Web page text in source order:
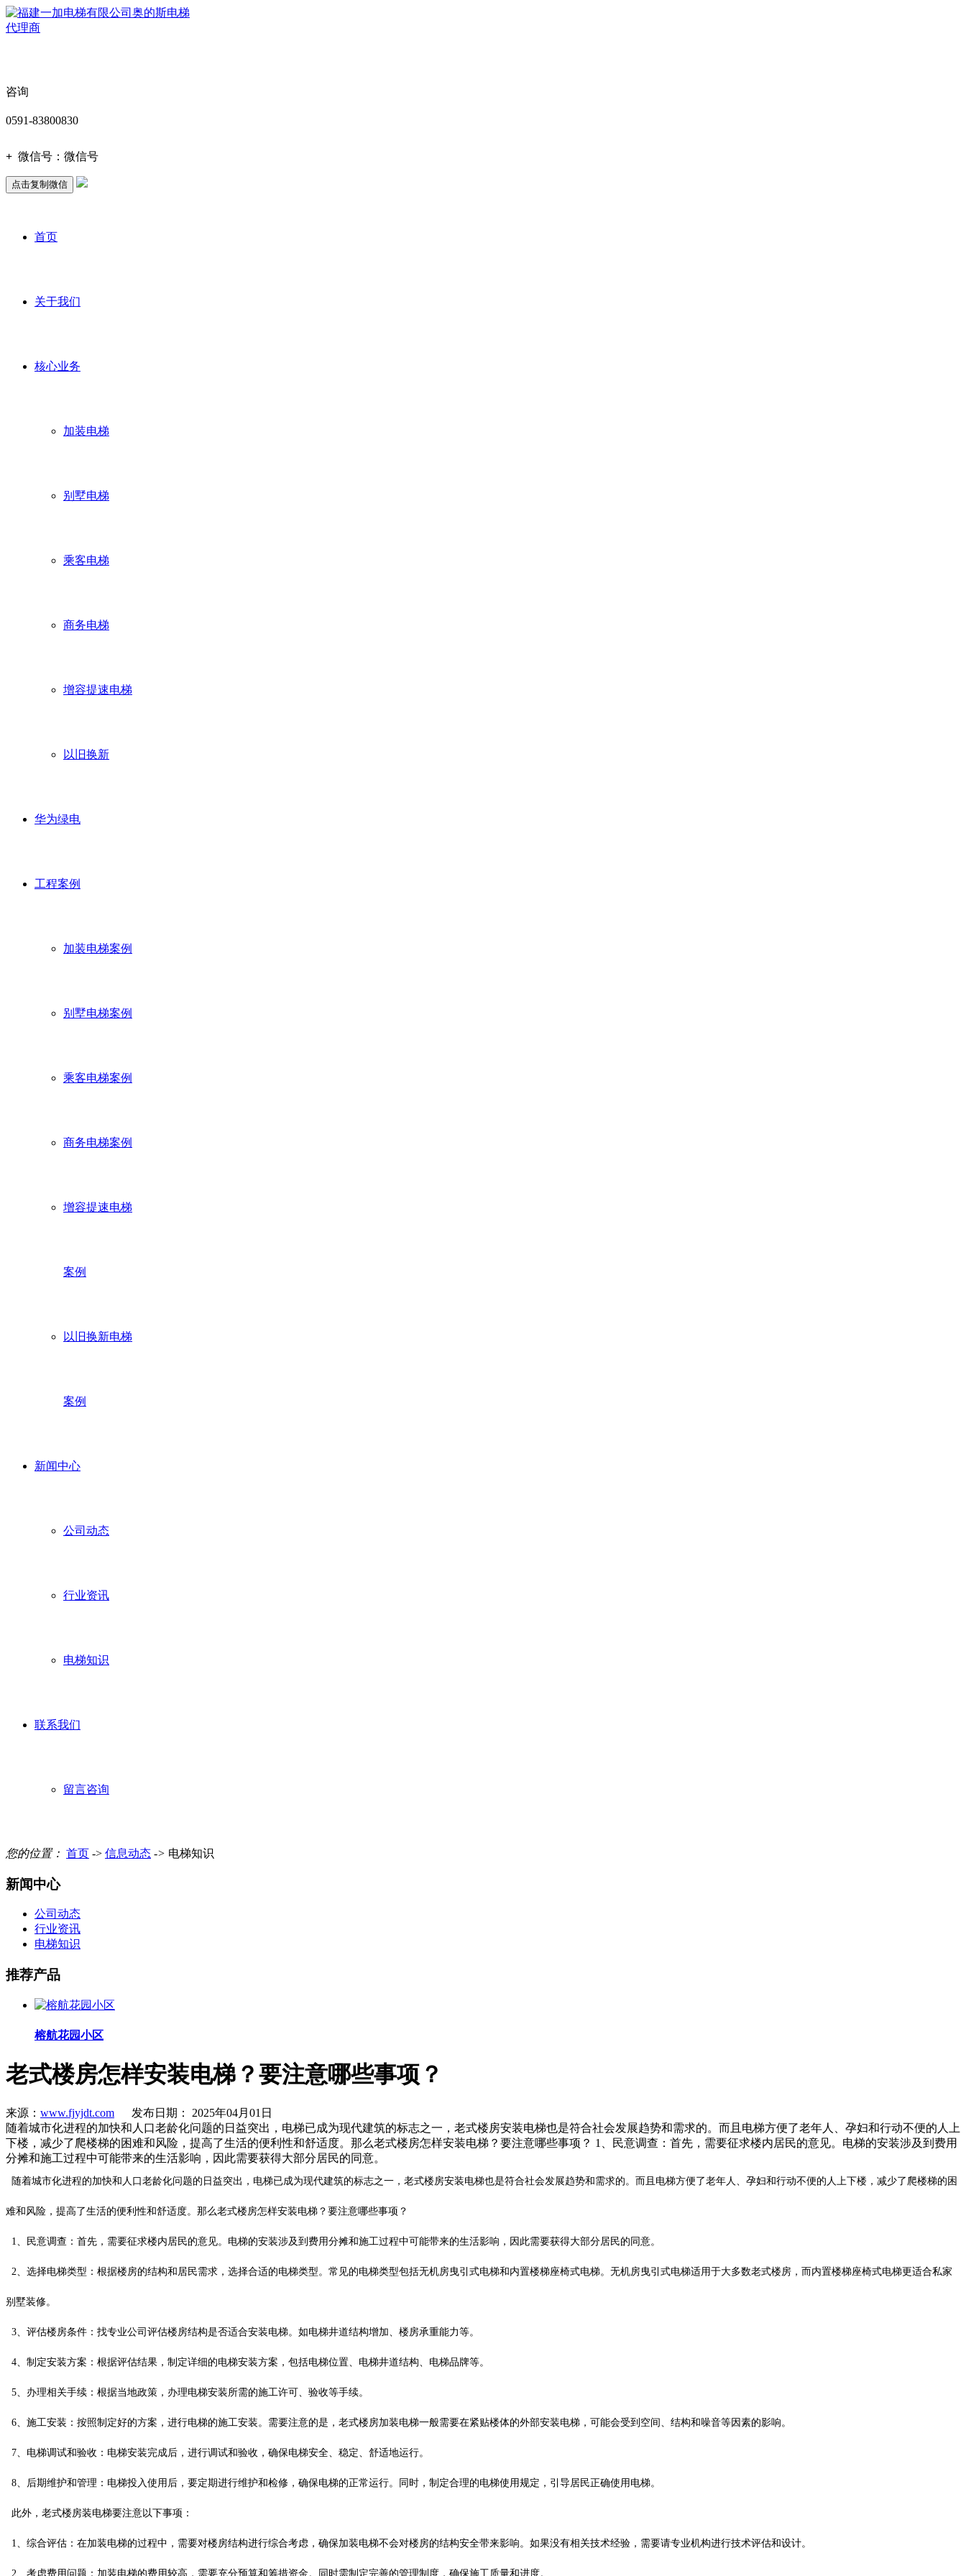
咨询
0591-83800830
+ 微信号： 微信号
点击复制微信
首页
关于我们
核心业务
加装电梯
别墅电梯
乘客电梯
商务电梯
增容提速电梯
以旧换新
华为绿电
工程案例
加装电梯案例
别墅电梯案例
乘客电梯案例
商务电梯案例
增容提速电梯
案例
以旧换新电梯
案例
新闻中心
公司动态
行业资讯
电梯知识
联系我们
留言咨询
您的位置： 首页 -> 信息动态 -> 电梯知识
新闻中心
公司动态
行业资讯
电梯知识
推荐产品
榕航花园小区
老式楼房怎样安装电梯？要注意哪些事项？
来源： www.fjyjdt.com 发布日期： 2025年04月01日
随着城市化进程的加快和人口老龄化问题的日益突出，电梯已成为现代建筑的标志之一，老式楼房安装电梯也是符合社会发展趋势和需求的。而且电梯方便了老年人、孕妇和行动不便的人上
下楼，减少了爬楼梯的困难和风险，提高了生活的便利性和舒适度。那么老式楼房怎样安装电梯？要注意哪些事项？ 1、民意调查：首先，需要征求楼内居民的意见。电梯的安装涉及到费用
分摊和施工过程中可能带来的生活影响，因此需要获得大部分居民的同意。
随着城市化进程的加快和人口老龄化问题的日益突出，电梯已成为现代建筑的标志之一，老式楼房安装电梯也是符合社会发展趋势和需求的。而且电梯方便了老年人、孕妇和行动不便的人上下楼，减少了爬楼梯的困
难和风险，提高了生活的便利性和舒适度。那么老式楼房怎样安装电梯？要注意哪些事项？
1、民意调查：首先，需要征求楼内居民的意见。电梯的安装涉及到费用分摊和施工过程中可能带来的生活影响，因此需要获得大部分居民的同意。
2、选择电梯类型：根据楼房的结构和居民需求，选择合适的电梯类型。常见的电梯类型包括无机房曳引式电梯和内置楼梯座椅式电梯。无机房曳引式电梯适用于大多数老式楼房，而内置楼梯座椅式电梯更适合私家
别墅装修。
3、评估楼房条件：找专业公司评估楼房结构是否适合安装电梯。如电梯井道结构增加、楼房承重能力等。
4、制定安装方案：根据评估结果，制定详细的电梯安装方案，包括电梯位置、电梯井道结构、电梯品牌等。
5、办理相关手续：根据当地政策，办理电梯安装所需的施工许可、验收等手续。
6、施工安装：按照制定好的方案，进行电梯的施工安装。需要注意的是，老式楼房加装电梯一般需要在紧贴楼体的外部安装电梯，可能会受到空间、结构和噪音等因素的影响。
7、电梯调试和验收：电梯安装完成后，进行调试和验收，确保电梯安全、稳定、舒适地运行。
8、后期维护和管理：电梯投入使用后，要定期进行维护和检修，确保电梯的正常运行。同时，制定合理的电梯使用规定，引导居民正确使用电梯。
此外，老式楼房装电梯要注意以下事项：
1、综合评估：在加装电梯的过程中，需要对楼房结构进行综合考虑，确保加装电梯不会对楼房的结构安全带来影响。如果没有相关技术经验，需要请专业机构进行技术评估和设计。
2、考虑费用问题：加装电梯的费用较高，需要充分预算和筹措资金。同时需制定完善的管理制度，确保施工质量和进度。